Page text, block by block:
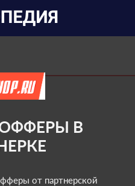
ОФФЕРЫ В
от партнерской